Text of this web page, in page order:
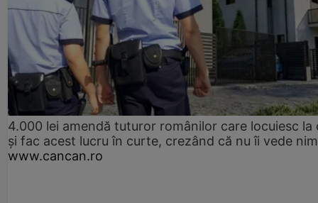
4.000 lei amendă tuturor românilor care locuiesc la
și fac acest lucru în curte, crezând că nu îi vede
www.cancan.ro